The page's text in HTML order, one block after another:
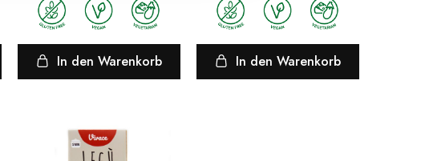
In den Warenkorb In den Warenkorb